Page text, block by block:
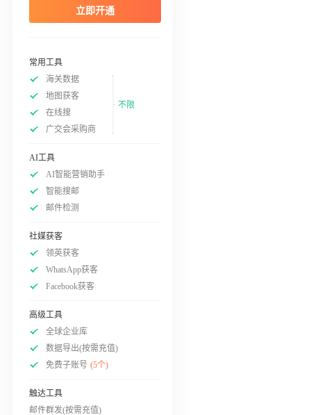
立即开通
常用工具
海关数据
地图获客
在线搜
广交会采购商
不限
AI工具
AI智能营销助手
智能搜邮
邮件检测
社媒获客
领英获客
WhatsApp获客
Facebook获客
高级工具
全球企业库
数据导出(按需充值)
免费子账号 (5个)
触达工具
邮件群发(按需充值)